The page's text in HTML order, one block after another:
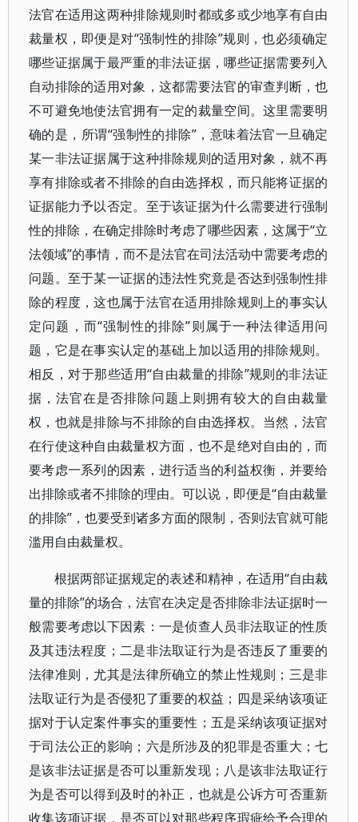
法官在适用这两种排除规则时都或多或少地享有自由
裁量权，即便是对“强制性的排除”规则，也必须确定
哪些证据属于最严重的非法证据，哪些证据需要列入
自动排除的适用对象，这都需要法官的审查判断，也
不可避免地使法官拥有一定的裁量空间。这里需要明
确的是，所谓“强制性的排除”，意味着法官一旦确定
某一非法证据属于这种排除规则的适用对象，就不再
享有排除或者不排除的自由选择权，而只能将证据的
证据能力予以否定。至于该证据为什么需要进行强制
性的排除，在确定排除时考虑了哪些因素，这属于“立
法领域”的事情，而不是法官在司法活动中需要考虑的
问题。至于某一证据的违法性究竟是否达到强制性排
除的程度，这也属于法官在适用排除规则上的事实认
定问题，而“强制性的排除”则属于一种法律适用问
题，它是在事实认定的基础上加以适用的排除规则。
相反，对于那些适用“自由裁量的排除”规则的非法证
据，法官在是否排除问题上则拥有较大的自由裁量
权，也就是排除与不排除的自由选择权。当然，法官
在行使这种自由裁量权方面，也不是绝对自由的，而
要考虑一系列的因素，进行适当的利益权衡，并要给
出排除或者不排除的理由。可以说，即便是“自由裁量
的排除”，也要受到诸多方面的限制，否则法官就可能
滥用自由裁量权。
根据两部证据规定的表述和精神，在适用“自由裁
量的排除”的场合，法官在决定是否排除非法证据时一
般需要考虑以下因素：一是侦查人员非法取证的性质
及其违法程度；二是非法取证行为是否违反了重要的
法律准则，尤其是法律所确立的禁止性规则；三是非
法取证行为是否侵犯了重要的权益；四是采纳该项证
据对于认定案件事实的重要性；五是采纳该项证据对
于司法公正的影响；六是所涉及的犯罪是否重大；七
是该非法证据是否可以重新发现；八是该非法取证行
为是否可以得到及时的补正，也就是公诉方可否重新
收集该项证据，是否可以对那些程序瑕疵给予合理的